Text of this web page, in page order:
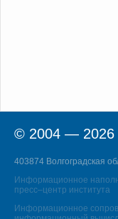
© 2004 — 2026
403874 Волгоградская
Информационное
пресс–центр института
Информационное